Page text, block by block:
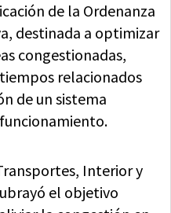
de la Ordenanza
destinada a optimizar
congestionadas,
relacionados
de un sistema
Interior y
el objetivo